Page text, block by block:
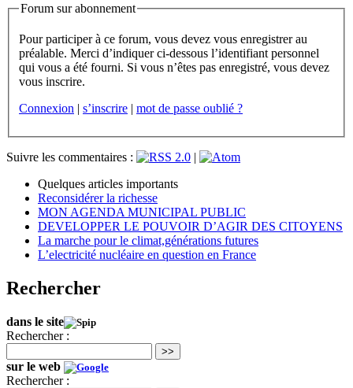
Forum sur abonnement
Pour participer à ce forum, vous devez vous enregistrer au
préalable. Merci d’indiquer ci-dessous l’identifiant personnel
qui vous a été fourni. Si vous n’êtes pas enregistré, vous devez
vous inscrire.
Connexion | s’inscrire | mot de passe oublié ?
Suivre les commentaires :
|
Quelques articles importants
Reconsidérer la richesse
MON AGENDA MUNICIPAL PUBLIC
DEVELOPPER LE POUVOIR D’AGIR DES CITOYENS
La marche pour le climat,générations futures
L’electricité nucléaire en question en France
Rechercher
dans le site
Rechercher :
>>
sur le web
Rechercher :